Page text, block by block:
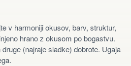
v harmoniji okusov, barv, struktur,
hrano z okusom po bogastvu.
(najraje sladke) dobrote. Ugaja